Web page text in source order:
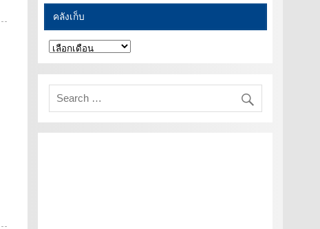
คลังเก็บ
คลัง
เก็บ